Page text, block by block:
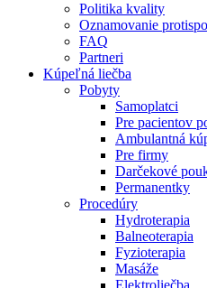
Politika kvality
Oznamovanie
FAQ
Partneri
Kúpeľná liečba
Pobyty
Samoplatci
Pre pacientov
Ambulantná
Pre firmy
Darčekové
Permanentky
Procedúry
Hydroterapia
Balneoterapia
Fyzioterapia
Masáže
Elektroliečba